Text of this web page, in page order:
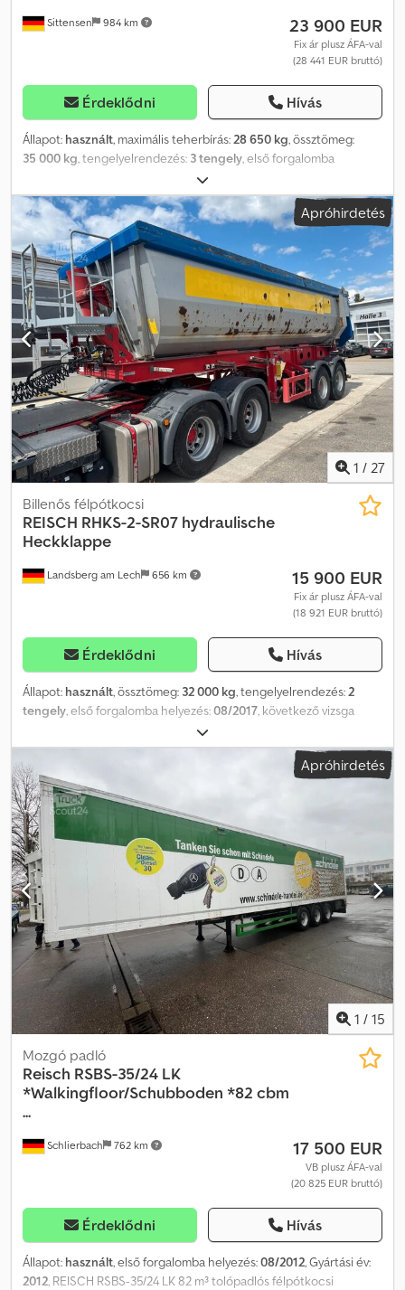
Sittensen 984 km 23 900 EUR
Fix ár plusz ÁFA-val
(28 441 EUR bruttó)
Érdeklődni Hívás
Állapot: használt, maximális teherbírás:28 650 kg, össztömeg:
35 000 kg, tengelyelrendezés: 3 tengely, első forgalomba
, következő vizsga (TÜV):
7 600 mm, rakodótér szélesség:2 350 mm, raktérmagasság:1 700
mm
, rakodótér térfogata:30 m³, teljes hossz:9 150 mm, teljes
szélesség:2 550 mm , teljes magasság: 3 500 mm, Felszereltség:
ABS, HARDOX acélból készült, félkör alakú rakodóláda, kb. 30 m³,
rakfelület 7600 mm, automatikus-mechanikus, 2 ponton rögzítő
zárszerkezet, „CRAMARO” típusú tolótető, elektromos meghajtás,
összecsukható/pneumatikus alvázvédelem, HYVA emelőhenger,
elülső támasztólábak, ABS, EBS, RSP (borulásgátló program), SAF
INTRA CD tengely(ek), ALCOA alumínium felnik, tárcsafékrendszer,
emelhető tengely, légrugózás emelő-süllyesztő mechanizmussal,
a légrugózás automatikus süllyesztése a billentéskor, LED oldalsó
helyzetjelző és visszavető lámpák, tárolórekesz, a járműre
reklámok ragaszthatók és/vagy feliratozható. Dcsdpfx Agezrq
Tieuok SI86937 Általánosságban kínálatunk nem tartalmazza az új
műszaki vizsgát. Amennyiben új műszaki vizsgára van szükség,
szívesen készítünk Önnek árajánlatot partnervállalkozóink egyik
műhelyében! A járműre reklámok ragaszthatók és/vagy
feliratozható. Általános szállítási és fizetési feltételeink
érvényesek. Szívesen készítünk Önnek finanszírozási vagy
kapcsolatot!
Apróhirdetés
1 / 27
Landsberg am Lech 656 km
Billenős félpótkocsi
REISCH RHKS-2-SR07 hydraulische
Heckklappe
15 900 EUR
Fix ár plusz ÁFA-val
(18 921 EUR bruttó)
Érdeklődni Hívás
Állapot: használt, össztömeg: 32 000 kg, tengelyelrendezés: 2
tengely , első forgalomba helyezés:08/2017 , következő vizsga
, Üres tömeg: 6390 kg Dedpezp T A Usfx Agujck
Hidraulikus hátsó ajtó Légrugózás Emelhető tengely SAF
tengelyek dobfékkel ABS Összecsukható alvázvédelem
Rázóberendezés
Apróhirdetés
1 / 15
Schlierbach 762 km
Mozgó padló
Reisch RSBS-35/24 LK
*Walkingfloor/Schubboden *82 cbm
...
17 500 EUR
VB plusz ÁFA-val
(20 825 EUR bruttó)
Érdeklődni Hívás
Állapot: használt, első forgalomba helyezés:08/2012, Gyártási év:
2012, REISCH RSBS-35/24 LK 82 m³ tolópadlós félpótkocsi